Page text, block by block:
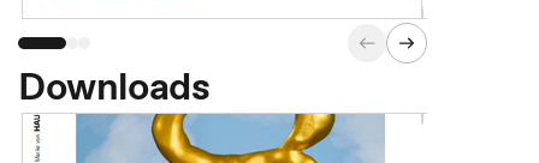
Downloads